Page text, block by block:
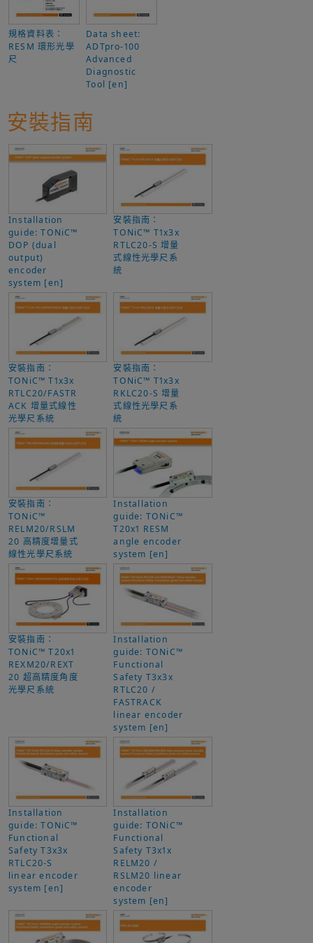
規格資料表：
RESM 環形光學
尺
Data sheet:
ADTpro-100
Advanced
Diagnostic
Tool [en]
安裝指南
Installation
guide: TONiC™
DOP (dual
output)
encoder
system [en]
安裝指南：
TONiC™ T1x3x
RTLC20-S 增量
式線性光學尺系
統
安裝指南：
TONiC™ T1x3x
RTLC20/FASTR
ACK 增量式線性
光學尺系統
安裝指南：
TONiC™ T1x3x
RKLC20-S 增量
式線性光學尺系
統
安裝指南：
TONiC™
RELM20/RSLM
20 高精度增量式
線性光學尺系統
Installation
guide: TONiC™
T20x1 RESM
angle encoder
system [en]
安裝指南：
TONiC™ T20x1
REXM20/REXT
20 超高精度角度
光學尺系統
Installation
guide: TONiC™
Functional
Safety T3x3x
RTLC20 /
FASTRACK
linear encoder
system [en]
Installation
guide: TONiC™
Functional
Safety T3x3x
RTLC20-S
linear encoder
system [en]
Installation
guide: TONiC™
Functional
Safety T3x1x
RELM20 /
RSLM20 linear
encoder
system [en]